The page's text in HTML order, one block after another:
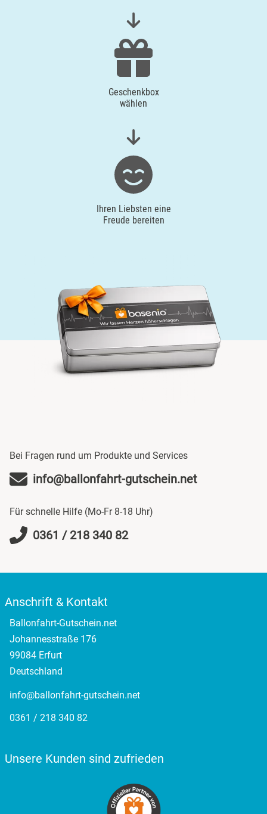
Geschenkbox
wählen
Ihren Liebsten eine
Freude bereiten
Bei Fragen rund um Produkte und Services
info@ballonfahrt-gutschein.net
Für schnelle Hilfe (Mo-Fr 8-18 Uhr)
0361 / 218 340 82
Anschrift & Kontakt
Ballonfahrt-Gutschein.net
Johannesstraße 176
99084 Erfurt
Deutschland
info@ballonfahrt-gutschein.net
0361 / 218 340 82
Unsere Kunden sind zufrieden
Nesselwang
Neumünster
Oberhavel
Odenwald
Oder-Spree
Oldenburg
Osnabrück
Ostholstein
Ostprignitz-Ruppin
Passau
Pinneberg